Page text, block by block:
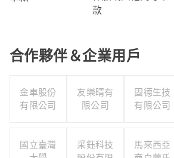
款
合作夥伴＆企業用戶
金車股份
有限公司
友樂晴有
限公司
固德生技
有限公司
國立臺灣
采鈺科技
馬來西亞